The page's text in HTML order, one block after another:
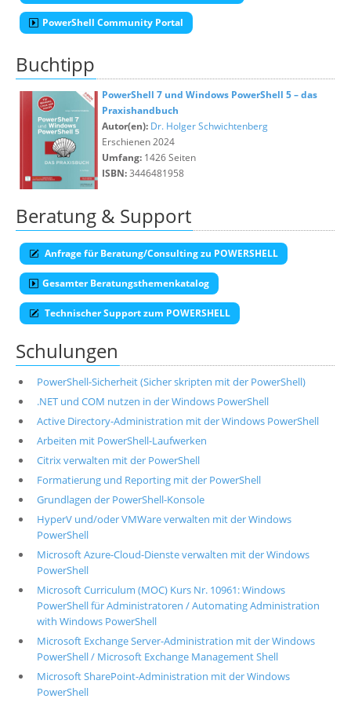
PowerShell Community Portal
Buchtipp
PowerShell 7 und Windows PowerShell 5 – das
Praxishandbuch
Autor(en): Dr. Holger Schwichtenberg
Erschienen 2024
Umfang: 1426 Seiten
ISBN:3446481958
Beratung & Support
Anfrage für Beratung/Consulting zu POWERSHELL
Gesamter Beratungsthemenkatalog
Technischer Support zum POWERSHELL
Schulungen
PowerShell-Sicherheit (Sicher skripten mit der PowerShell)
.NET und COM nutzen in der Windows PowerShell
Active Directory-Administration mit der Windows PowerShell
Arbeiten mit PowerShell-Laufwerken
Citrix verwalten mit der PowerShell
Formatierung und Reporting mit der PowerShell
Grundlagen der PowerShell-Konsole
HyperV und/oder VMWare verwalten mit der Windows
PowerShell
Microsoft Azure-Cloud-Dienste verwalten mit der Windows
PowerShell
Microsoft Curriculum (MOC) Kurs Nr. 10961: Windows
PowerShell für Administratoren / Automating Administration
with Windows PowerShell
Microsoft Exchange Server-Administration mit der Windows
PowerShell / Microsoft Exchange Management Shell
Microsoft SharePoint-Administration mit der Windows
PowerShell